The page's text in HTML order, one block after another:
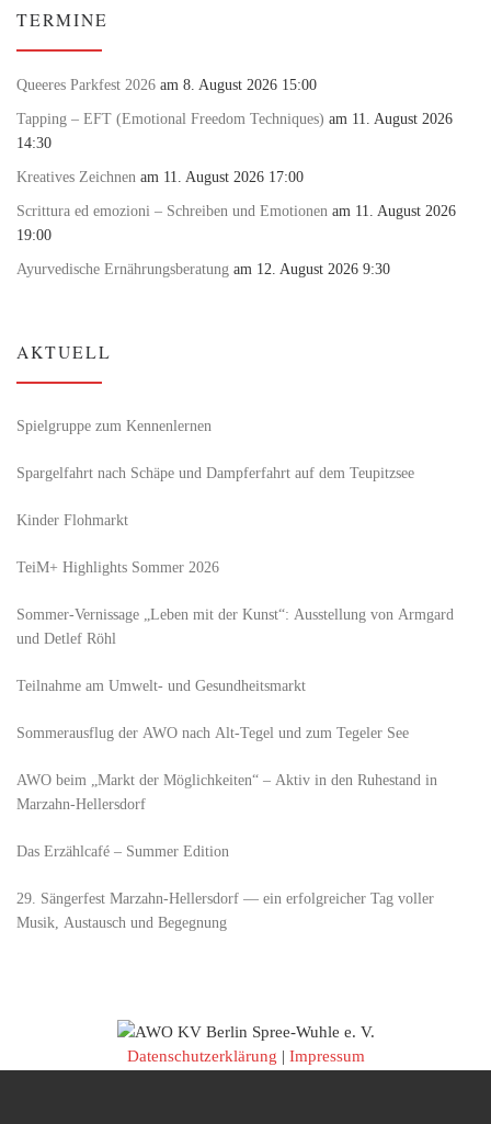
TERMINE
Queeres Parkfest 2026 am 8. August 2026 15:00
Tapping – EFT (Emotional Freedom Techniques) am 11. August 2026
14:30
Kreatives Zeichnen am 11. August 2026 17:00
Scrittura ed emozioni – Schreiben und Emotionen am 11. August 2026
19:00
Ayurvedische Ernährungsberatung am 12. August 2026 9:30
AKTUELL
Spielgruppe zum Kennenlernen
Spargelfahrt nach Schäpe und Dampferfahrt auf dem Teupitzsee
Kinder Flohmarkt
TeiM+ Highlights Sommer 2026
Sommer-Vernissage „Leben mit der Kunst“: Ausstellung von Armgard
und Detlef Röhl
Teilnahme am Umwelt- und Gesundheitsmarkt
Sommerausflug der AWO nach Alt‑Tegel und zum Tegeler See
AWO beim „Markt der Möglichkeiten“ – Aktiv in den Ruhestand in
Marzahn-Hellersdorf
Das Erzählcafé – Summer Edition
29. Sängerfest Marzahn-Hellersdorf — ein erfolgreicher Tag voller
Musik, Austausch und Begegnung
Datenschutzerklärung | Impressum